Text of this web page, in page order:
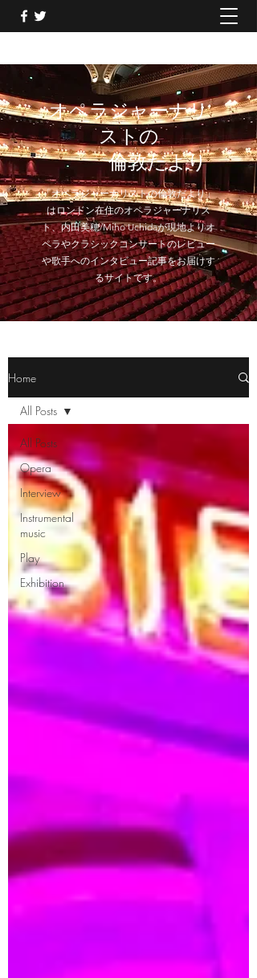
オペラジャーナリ
ストの
倫敦だより
「オペラジャーナリストの倫敦だより」
はロンドン在住のオペラジャーナリス
ト、内田美穂/Miho Uchidaが現地よりオ
ペラやクラシックコンサートのレビュー
や歌手へのインタビュー記事をお届けす
るサイトです。
Home
All Posts
Opera
Interview
Instrumental
music
Play
Exhibition
All Posts